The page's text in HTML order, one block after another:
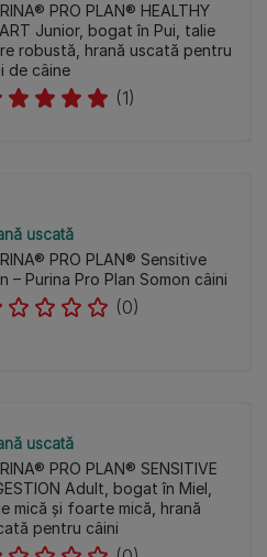
PRO PLAN® HEALTHY
Junior, bogat în Pui, talie
robustă, hrană uscată pentru
de câine
(1)
uscată
PRO PLAN® Sensitive
– Purina Pro Plan Somon câini
(0)
uscată
PRO PLAN® SENSITIVE
Adult, bogat în Miel,
mică și foarte mică, hrană
pentru câini